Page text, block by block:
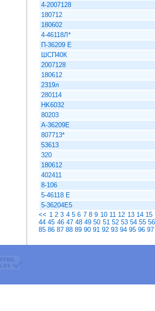
4-2007128
180712
180602
4-46118Л*
П-36209 Е
ШСП40К
2007128
180612
2319л
280114
HK6032
80203
А-36209Е
807713*
53613
320
180612
402411
8-106
5-46118 Е
5-36204Е5
<< 1 2 3 4 5 6 7 8 9 10 11 12 13 14 15
44 45 46 47 48 49 50 51 52 53 54 55 56
85 86 87 88 89 90 91 92 93 94 95 96 97